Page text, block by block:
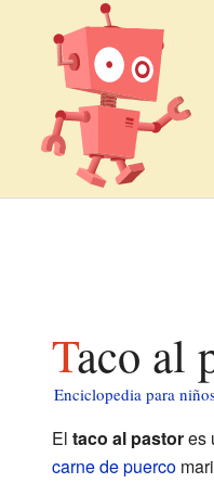
Taco
Enciclopedia para
El taco al pastores
carne de puerco